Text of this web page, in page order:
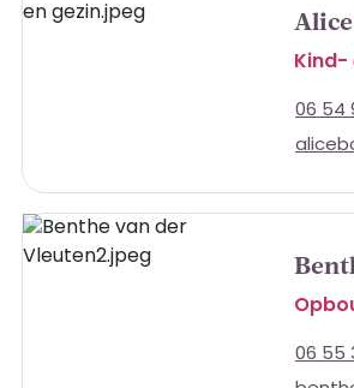
Kind-
06 54
06 55